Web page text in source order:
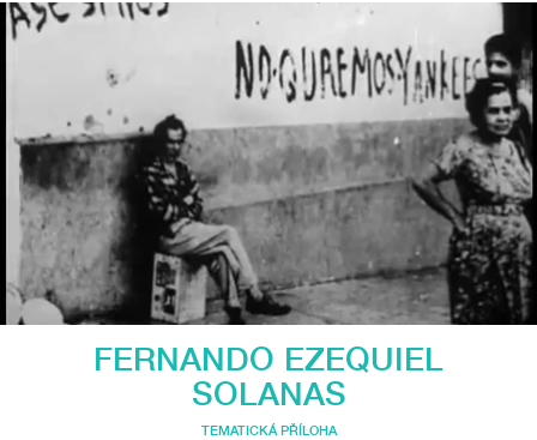
FERNANDO EZEQUIEL
SOLANAS
TEMATICKÁ PŘÍLOHA